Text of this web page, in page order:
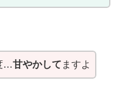
…甘やかして ますよ